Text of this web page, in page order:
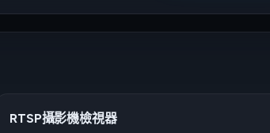
RTSP攝影機檢視器